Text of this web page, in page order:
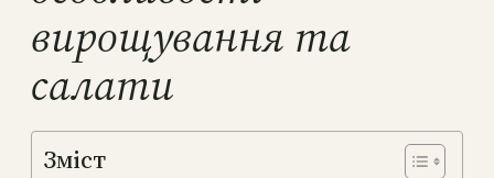
вирощування та
салати
Зміст